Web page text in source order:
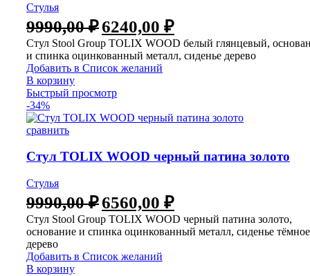
Стулья
9990,00₽ Первоначальная
цена
составляла
9990,00 ₽.
6240,00 ₽Текущая
цена:
6240,00 ₽.
Стул Stool Group TOLIX WOOD белый глянцевый,
и спинка оцинкованный металл, сиденье дерево
Добавить в Список желаний
В корзину
Быстрый просмотр
-34%
сравнить
Стул TOLIX WOOD черный патина золото
Стулья
9990,00₽ Первоначальная
цена
составляла
9990,00 ₽.
6560,00 ₽Текущая
цена:
6560,00 ₽.
Стул Stool Group TOLIX WOOD черный патина золото,
основание и спинка оцинкованный металл, сиденье тёмное
дерево
Добавить в Список желаний
В корзину